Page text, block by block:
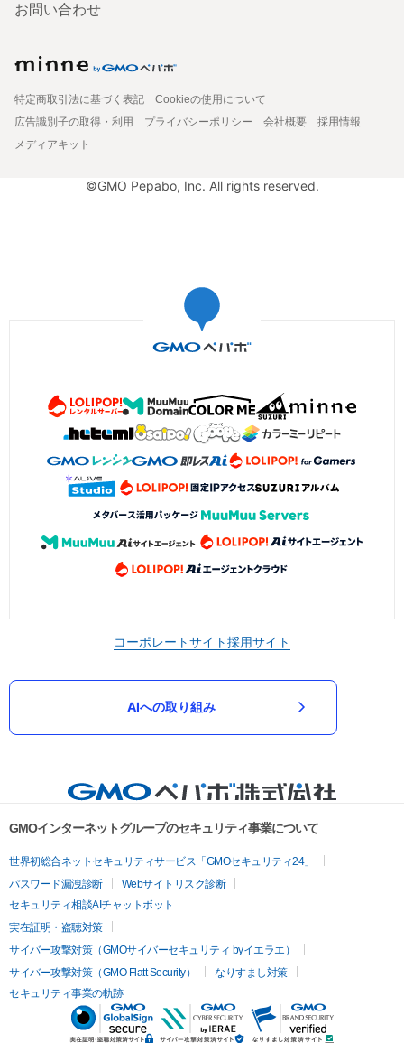
お問い合わせ
特定商取引法に基づく表記
Cookieの使用について
広告識別子の取得・利用
プライバシーポリシー 会社概要
採用情報
メディアキット
©GMO Pepabo, Inc. All rights reserved.
コーポレートサイト採用サイト
AIへの取り組み
GMOインターネットグループのセキュリティ事業について
世界初総合ネットセキュリティサービス「GMOセキュリティ24」
パスワード漏洩診断
Webサイトリスク診断
セキュリティ相談AIチャットボット
実在証明・盗聴対策
サイバー攻撃対策（GMOサイバーセキュリティ byイエラエ）
サイバー攻撃対策（GMO Flatt Security）
なりすまし対策
セキュリティ事業の軌跡